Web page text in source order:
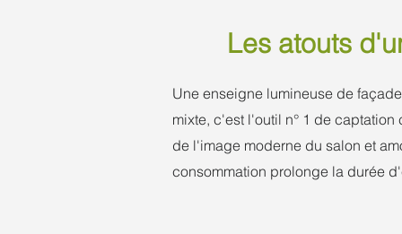
Les atouts
Une enseigne lumineuse de
mixte, c'est l'outil n° 1 de
de l'image moderne du salon et
consommation prolonge la durée